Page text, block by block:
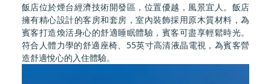
飯店位於煙台經濟技術開發區，位置優越，風景宜人。飯店
擁有精心設計的客房和套房，室內裝飾採用原木質材料，為
賓客打造煥活身心的舒適睡眠體驗，賓客可盡享輕鬆時光。
符合人體力學的舒適座椅、55英寸高清液晶電視，為賓客營
造舒適悅心的入住體驗。